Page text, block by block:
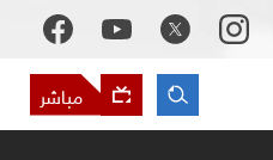
مباشر